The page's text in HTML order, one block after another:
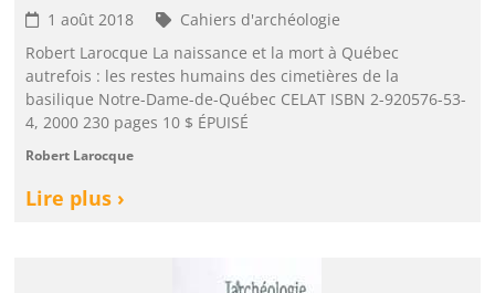
1 août 2018
Cahiers d'archéologie
Robert Larocque La naissance et la mort à Québec
autrefois : les restes humains des cimetières de la
basilique Notre-Dame-de-Québec CELAT ISBN 2-920576-53-
4, 2000 230 pages 10 $ ÉPUISÉ
Robert Larocque
Lire plus ›